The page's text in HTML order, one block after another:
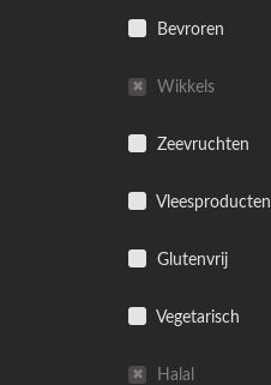
Bevroren
Wikkels
Zeevruchten
Vleesproducten
Glutenvrij
Vegetarisch
Halal